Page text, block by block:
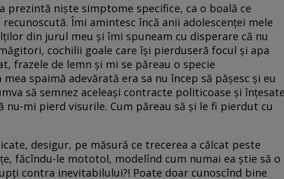
prezintă niște simptome specifice, ca o boală ce
Îmi amintesc încă anii adolescenței mele
din jurul meu și îmi spuneam cu disperare că nu
cochilii goale care își pierduseră focul și apa
frazele de lemn și mi se păreau o specie
spaimă adevărată era sa nu încep să pășesc și eu
să semnez aceleași contracte politicoase și
nu-mi pierd visurile. Cum păreau să și le fi pierdut cu
desigur, pe măsură ce trecerea a călcat peste
făcîndu-le mototol, modelînd cum numai ea știe să o
contra inevitabilului?! Poate doar cunoscînd bine